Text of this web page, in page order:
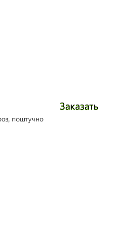
Заказать